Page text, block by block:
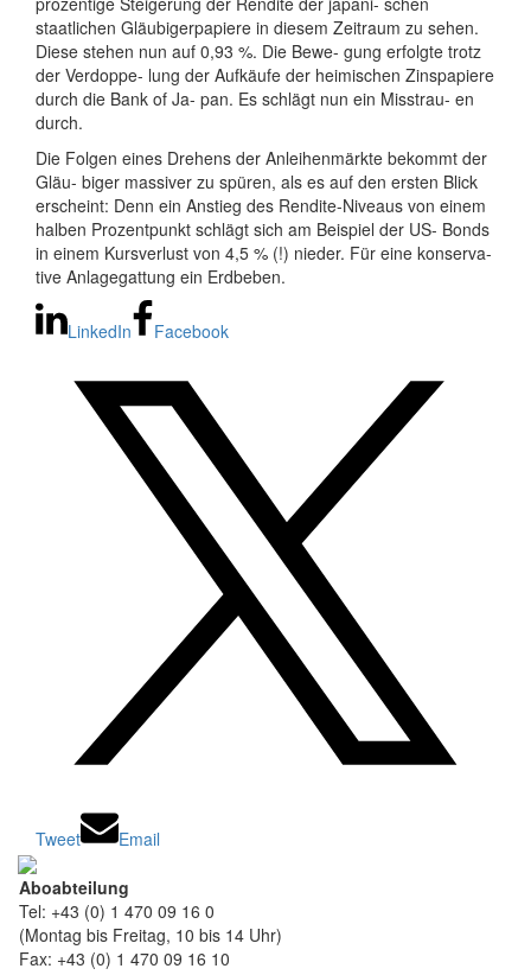
staatlichen Gläubigerpapiere in diesem Zeitraum zu sehen.
Diese stehen nun auf 0,93 %. Die Bewe- gung erfolgte trotz
der Verdoppe- lung der Aufkäufe der heimischen Zinspapiere
durch die Bank of Ja- pan. Es schlägt nun ein Misstrau- en
durch.
Die Folgen eines Drehens der Anleihenmärkte bekommt der
Gläu- biger massiver zu spüren, als es auf den ersten Blick
erscheint: Denn ein Anstieg des Rendite-Niveaus von einem
halben Prozentpunkt schlägt sich am Beispiel der US- Bonds
in einem Kursverlust von 4,5 % (!) nieder. Für eine konserva-
tive Anlagegattung ein Erdbeben.
LinkedIn Facebook
Tweet Email
Aboabteilung
Tel: +43 (0) 1 470 09 16 0
(Montag bis Freitag, 10 bis 14 Uhr)
Fax: +43 (0) 1 470 09 16 10